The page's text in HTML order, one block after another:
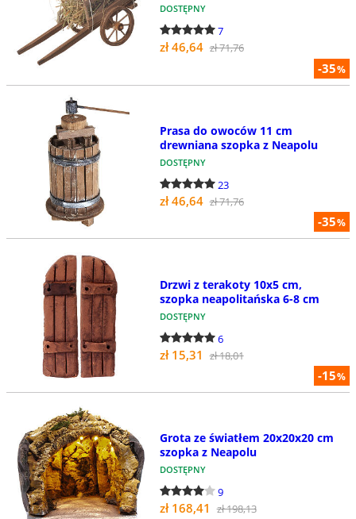
-35%
DOSTĘPNY
7
zł 46,64 zł 71,76
-35%
Prasa do owoców 11 cm
drewniana szopka z Neapolu
DOSTĘPNY
23
zł 46,64 zł 71,76
-15%
Drzwi z terakoty 10x5 cm,
szopka neapolitańska 6-8 cm
DOSTĘPNY
6
zł 15,31 zł 18,01
Grota ze światłem 20x20x20 cm
szopka z Neapolu
DOSTĘPNY
9
zł 168,41 zł 198,13